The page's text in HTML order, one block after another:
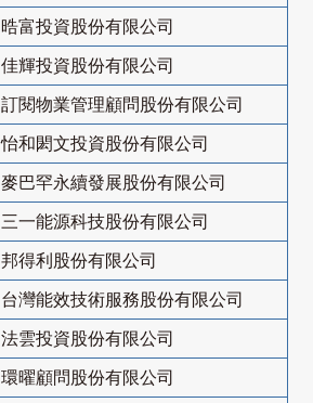
晧富投資股份有限公司
佳輝投資股份有限公司
訂閱物業管理顧問股份有限公司
怡和閎文投資股份有限公司
麥巴罕永續發展股份有限公司
三一能源科技股份有限公司
邦得利股份有限公司
台灣能效技術服務股份有限公司
法雲投資股份有限公司
環曜顧問股份有限公司